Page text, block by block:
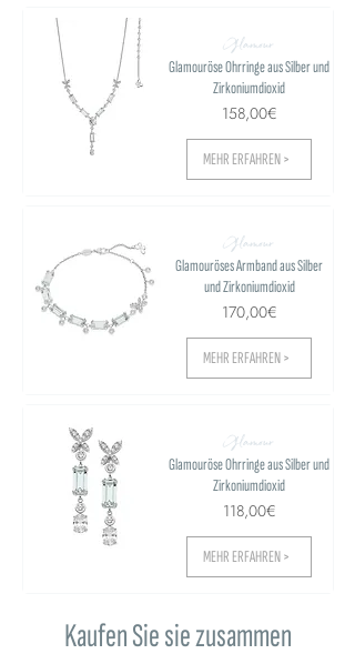
Glamour
Glamouröse Ohrringe aus Silber und
Zirkoniumdioxid
158,00€
MEHR ERFAHREN >
Glamour
Glamouröses Armband aus Silber
und Zirkoniumdioxid
170,00€
MEHR ERFAHREN >
Glamour
Glamouröse Ohrringe aus Silber und
Zirkoniumdioxid
118,00€
MEHR ERFAHREN >
Kaufen Sie sie zusammen